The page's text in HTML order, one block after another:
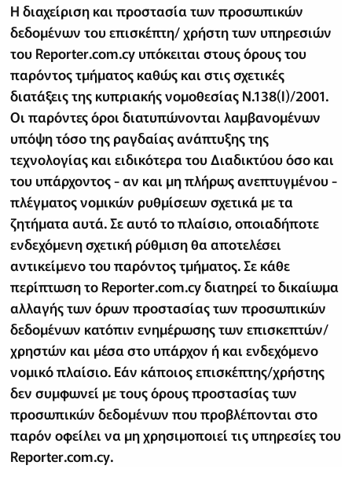
Η διαχείριση και προστασία των προσωπικών
δεδομένων του επισκέπτη/ χρήστη των υπηρεσιών
του Reporter.com.cy υπόκειται στους όρους του
παρόντος τμήματος καθώς και στις σχετικές
διατάξεις της κυπριακής νομοθεσίας Ν.138(Ι)/2001.
Οι παρόντες όροι διατυπώνονται λαμβανομένων
υπόψη τόσο της ραγδαίας ανάπτυξης της
τεχνολογίας και ειδικότερα του Διαδικτύου όσο και
του υπάρχοντος - αν και μη πλήρως ανεπτυγμένου -
πλέγματος νομικών ρυθμίσεων σχετικά με τα
ζητήματα αυτά. Σε αυτό το πλαίσιο, οποιαδήποτε
ενδεχόμενη σχετική ρύθμιση θα αποτελέσει
αντικείμενο του παρόντος τμήματος. Σε κάθε
περίπτωση το Reporter.com.cy διατηρεί το δικαίωμα
αλλαγής των όρων προστασίας των προσωπικών
δεδομένων κατόπιν ενημέρωσης των επισκεπτών/
χρηστών και μέσα στο υπάρχον ή και ενδεχόμενο
νομικό πλαίσιο. Εάν κάποιος επισκέπτης/χρήστης
δεν συμφωνεί με τους όρους προστασίας των
προσωπικών δεδομένων που προβλέπονται στο
παρόν οφείλει να μη χρησιμοποιεί τις υπηρεσίες του
Reporter.com.cy.